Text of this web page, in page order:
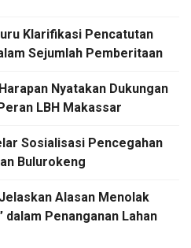
Klarifikasi Pencatutan
Sejumlah Pemberitaan
Nyatakan Dukungan
LBH Makassar
Sosialisasi Pencegahan
Bulurokeng
Alasan Menolak
dalam Penanganan Lahan